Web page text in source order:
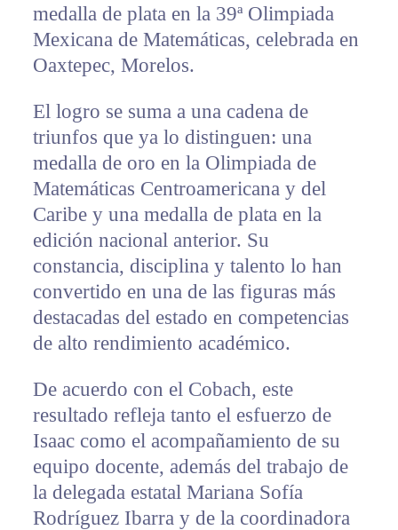
medalla de plata en la 39ª Olimpiada
Mexicana de Matemáticas, celebrada en
Oaxtepec, Morelos.
El logro se suma a una cadena de
triunfos que ya lo distinguen: una
medalla de oro en la Olimpiada de
Matemáticas Centroamericana y del
Caribe y una medalla de plata en la
edición nacional anterior. Su
constancia, disciplina y talento lo han
convertido en una de las figuras más
destacadas del estado en competencias
de alto rendimiento académico.
De acuerdo con el Cobach, este
resultado refleja tanto el esfuerzo de
Isaac como el acompañamiento de su
equipo docente, además del trabajo de
la delegada estatal Mariana Sofía
Rodríguez Ibarra y de la coordinadora